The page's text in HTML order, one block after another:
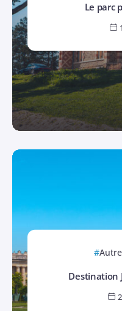
Le parc
Destination